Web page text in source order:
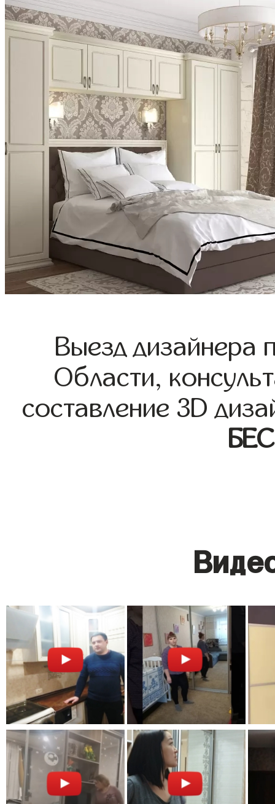
Выезд дизайнера
Области,
составление 3D